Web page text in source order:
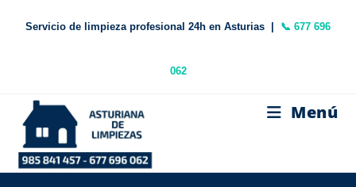
Servicio de limpieza profesional 24h en Asturias | 📞 677 696
062
Menú